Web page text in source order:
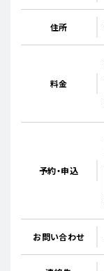
住所
料金
予約・申込
お問い合わせ